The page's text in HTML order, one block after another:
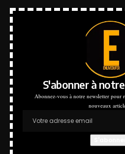
S'abonner à
Abonnez-vous à notre newsletter pour
nouveaux